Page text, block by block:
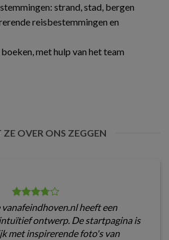
strand, stad, bergen
reisbestemmingen en
met hulp van het team
ZE OVER ONS ZEGGEN
heeft een
ontwerp. De startpagina is
met inspirerende foto's van